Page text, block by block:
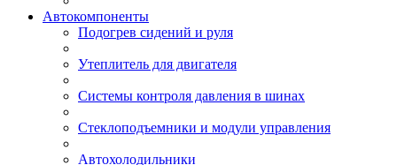
Автокомпоненты
Подогрев сидений и руля
Утеплитель для двигателя
Системы контроля давления в шинах
Стеклоподъемники и модули управления
Автохолодильники